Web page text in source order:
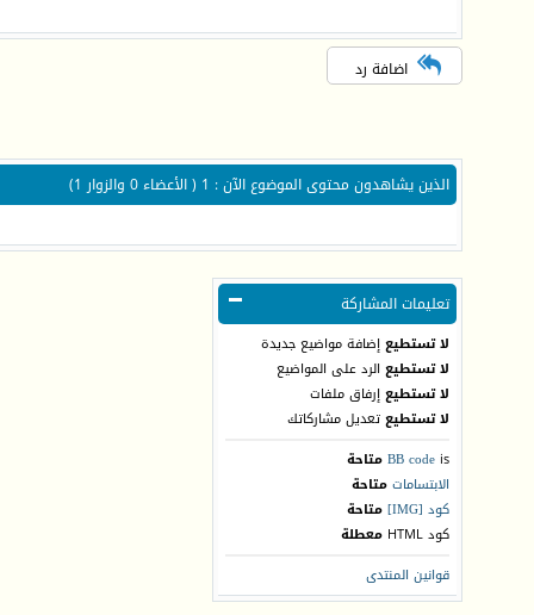
اضافة رد
الذين يشاهدون محتوى الموضوع الآن : 1 ( الأعضاء 0 والزوار 1)
تعليمات المشاركة
لا تستطيعإضافة مواضيع جديدة
لا تستطيع الرد على المواضيع
لا تستطيعإرفاق ملفات
لا تستطيعتعديل مشاركاتك
BB code is
متاحة
الابتساماتمتاحة
كود [IMG]
متاحة
كود HTML
معطلة
قوانين المنتدى